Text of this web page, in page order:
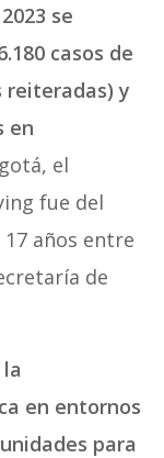
se
casos de
reiteradas) y
en
el
fue del
años entre
de
la
en entornos
para